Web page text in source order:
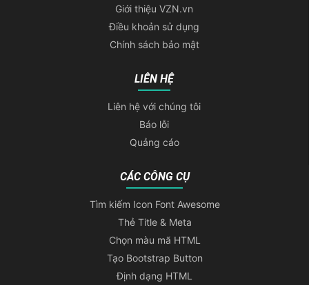
Giới thiệu VZN.vn
Điều khoản sử dụng
Chính sách bảo mật
LIÊN HỆ
Liên hệ với chúng tôi
Báo lỗi
Quảng cáo
CÁC CÔNG CỤ
Tìm kiếm Icon Font Awesome
Thẻ Title & Meta
Chọn màu mã HTML
Tạo Bootstrap Button
Định dạng HTML